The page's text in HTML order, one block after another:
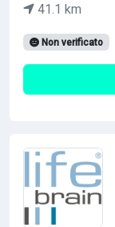
41.1 km
Non verificato